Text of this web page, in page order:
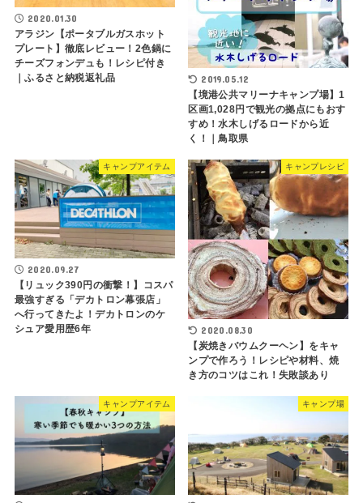
2020.01.30
アラジン【ポータブルガスホット
プレート】徹底レビュー！2色鍋に
チーズフォンデュも！レシピ付き
｜ふるさと納税返礼品
2019.05.12
【境港公共マリーナキャンプ場】1
区画1,028円で観光の拠点にもおす
すめ！水木しげるロードから近
く！｜鳥取県
キャンプアイテム
2020.09.27
【リュック390円の衝撃！】コスパ
最強すぎる「デカトロン幕張店」
へ行ってきたよ！デカトロンのケ
シュア愛用歴6年
キャンプレシピ
2020.08.30
【炭焼きバウムクーヘン】をキャ
ンプで作ろう！レシピや材料、焼
き方のコツはこれ！失敗談あり
キャンプアイテム キャンプ場